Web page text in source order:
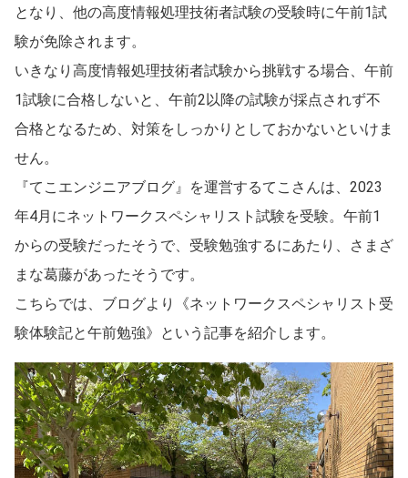
となり、他の高度情報処理技術者試験の受験時に午前1試
験が免除されます。
いきなり高度情報処理技術者試験から挑戦する場合、午前
1試験に合格しないと、午前2以降の試験が採点されず不
合格となるため、対策をしっかりとしておかないといけま
せん。
『てこエンジニアブログ』を運営するてこさんは、2023
年4月にネットワークスペシャリスト試験を受験。午前1
からの受験だったそうで、受験勉強するにあたり、さまざ
まな葛藤があったそうです。
こちらでは、ブログより《ネットワークスペシャリスト受
験体験記と午前勉強》という記事を紹介します。